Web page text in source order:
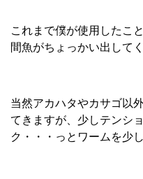
これまで僕が使用したこ
間魚がちょっかい出して
当然アカハタやカサゴ以
てきますが、少しテンシ
ク・・・っとワームを少